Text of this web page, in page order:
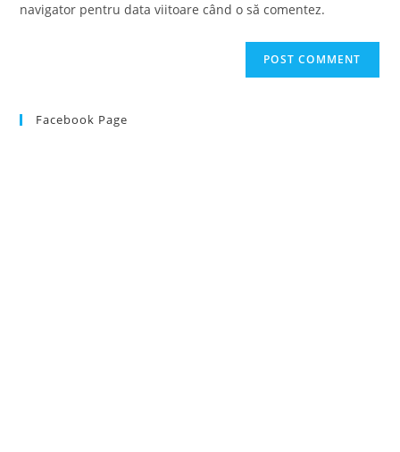
navigator pentru data viitoare când o să comentez.
Facebook Page